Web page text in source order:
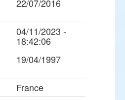
22/07/2016
04/11/2023 -
18:42:06
19/04/1997
France